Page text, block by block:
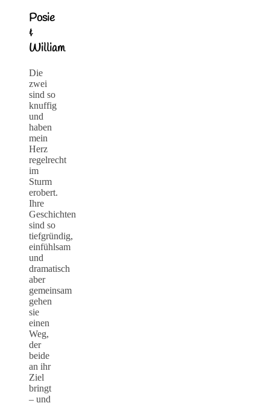
Posie
&
William
Die
zwei
sind so
knuffig
und
haben
mein
Herz
regelrecht
im
Sturm
erobert.
Ihre
Geschichten
sind so
tiefgründig,
einfühlsam
und
dramatisch
aber
gemeinsam
gehen
sie
einen
Weg,
der
beide
an ihr
Ziel
bringt
– und